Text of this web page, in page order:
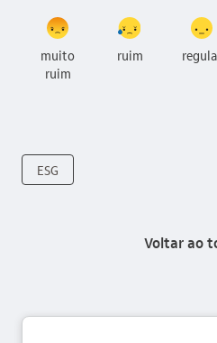
muito
ruim
ruim
ESG
Voltar ao